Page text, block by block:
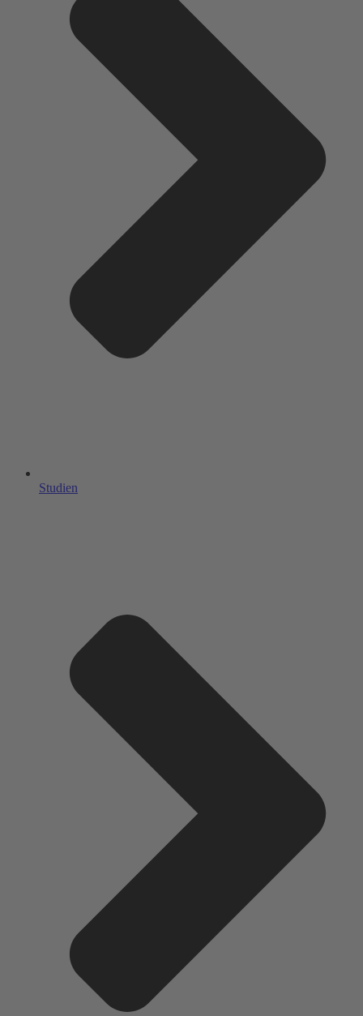
Studien